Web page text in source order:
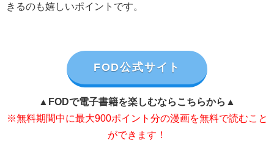
きるのも嬉しいポイントです。
FOD公式サイト
▲FODで電子書籍を楽しむならこちらから▲
※無料期間中に最大900ポイント分の漫画を無料で読むこと
ができます！